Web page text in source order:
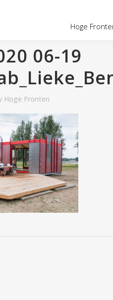
06-19
Hoge Fronten
Hoge